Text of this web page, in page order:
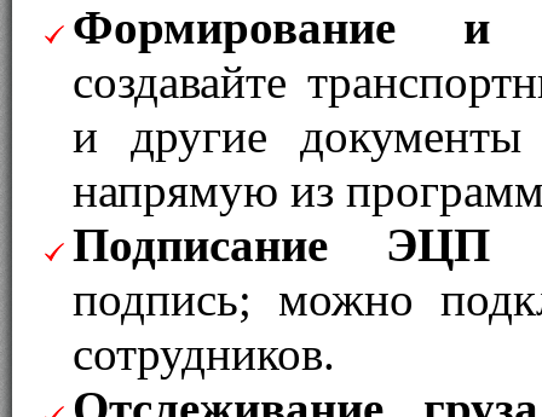
Формирование и
создавайте
и другие документы
напрямую из
Подписание ЭЦП
подпись; можно
сотрудников.